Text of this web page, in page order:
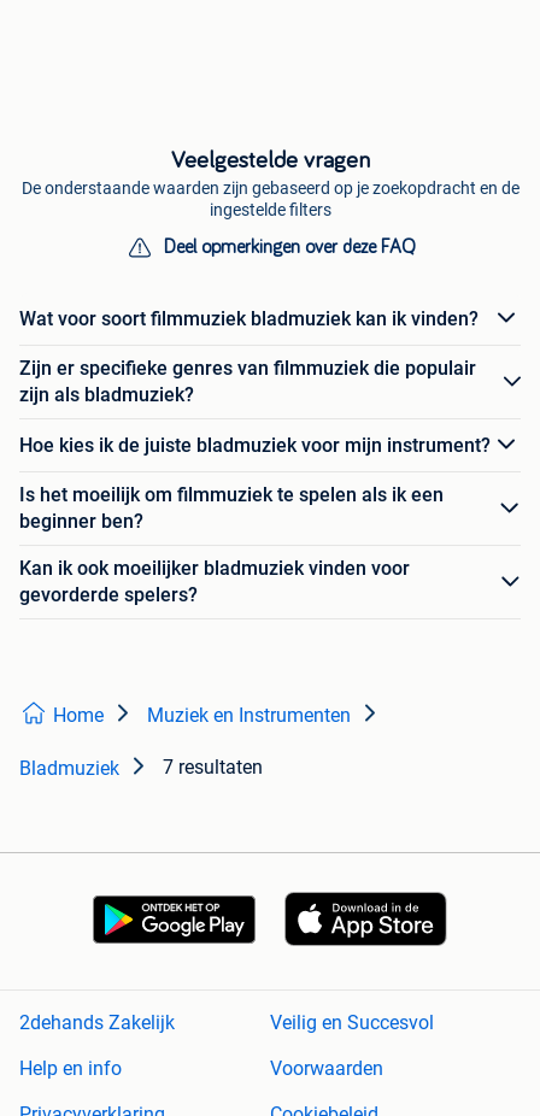
Veelgestelde vragen
De onderstaande waarden zijn gebaseerd op je zoekopdracht en de
ingestelde filters
Deel opmerkingen over deze FAQ
Wat voor soort filmmuziek bladmuziek kan ik vinden?
Zijn er specifieke genres van filmmuziek die populair
zijn als bladmuziek?
Hoe kies ik de juiste bladmuziek voor mijn instrument?
Is het moeilijk om filmmuziek te spelen als ik een
beginner ben?
Kan ik ook moeilijker bladmuziek vinden voor
gevorderde spelers?
Home Muziek en Instrumenten
Bladmuziek 7 resultaten
2dehands Zakelijk
Veilig en Succesvol
Help en info
Voorwaarden